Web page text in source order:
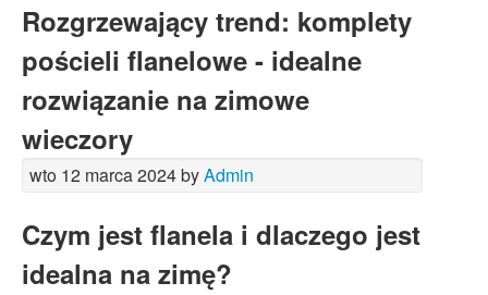
Rozgrzewający trend: komplety
pościeli flanelowe - idealne
rozwiązanie na zimowe
wieczory
wto 12 marca 2024 byAdmin
Czym jest flanela i dlaczego jest
idealna na zimę?